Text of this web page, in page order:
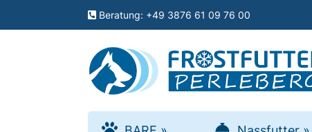
Beratung: +49 3876 61 09 76 00
schließen